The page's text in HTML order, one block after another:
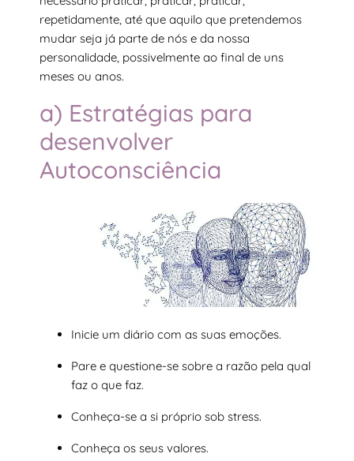
repetidamente, até que aquilo que pretendemos
mudar seja já parte de nós e da nossa
personalidade, possivelmente ao final de uns
meses ou anos.
a) Estratégias para
desenvolver
Autoconsciência
Inicie um diário com as suas emoções.
Pare e questione-se sobre a razão pela qual
faz o que faz.
Conheça-se a si próprio sob stress.
Conheça os seus valores.